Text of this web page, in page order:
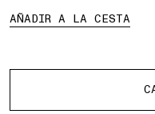
AÑADIR A LA CESTA